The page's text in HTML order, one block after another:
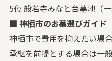
5位 般若寺みなと台墓地（
■ 神栖市のお墓選びガイド
神栖市で費用を抑えたい場
承継を前提とする場合は一